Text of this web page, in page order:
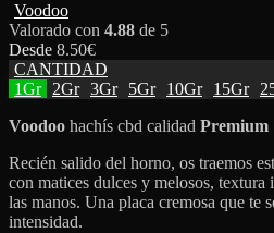
Voodoo
Valorado con 4.88 de 5
Desde 8.50€
CANTIDAD
1Gr
2Gr 3Gr 5Gr 10Gr 15Gr
Voodoo hachís cbd calidad Premium
Recién salido del horno, os traemos
con matices dulces y melosos, textura
las manos. Una placa cremosa que te
intensidad.